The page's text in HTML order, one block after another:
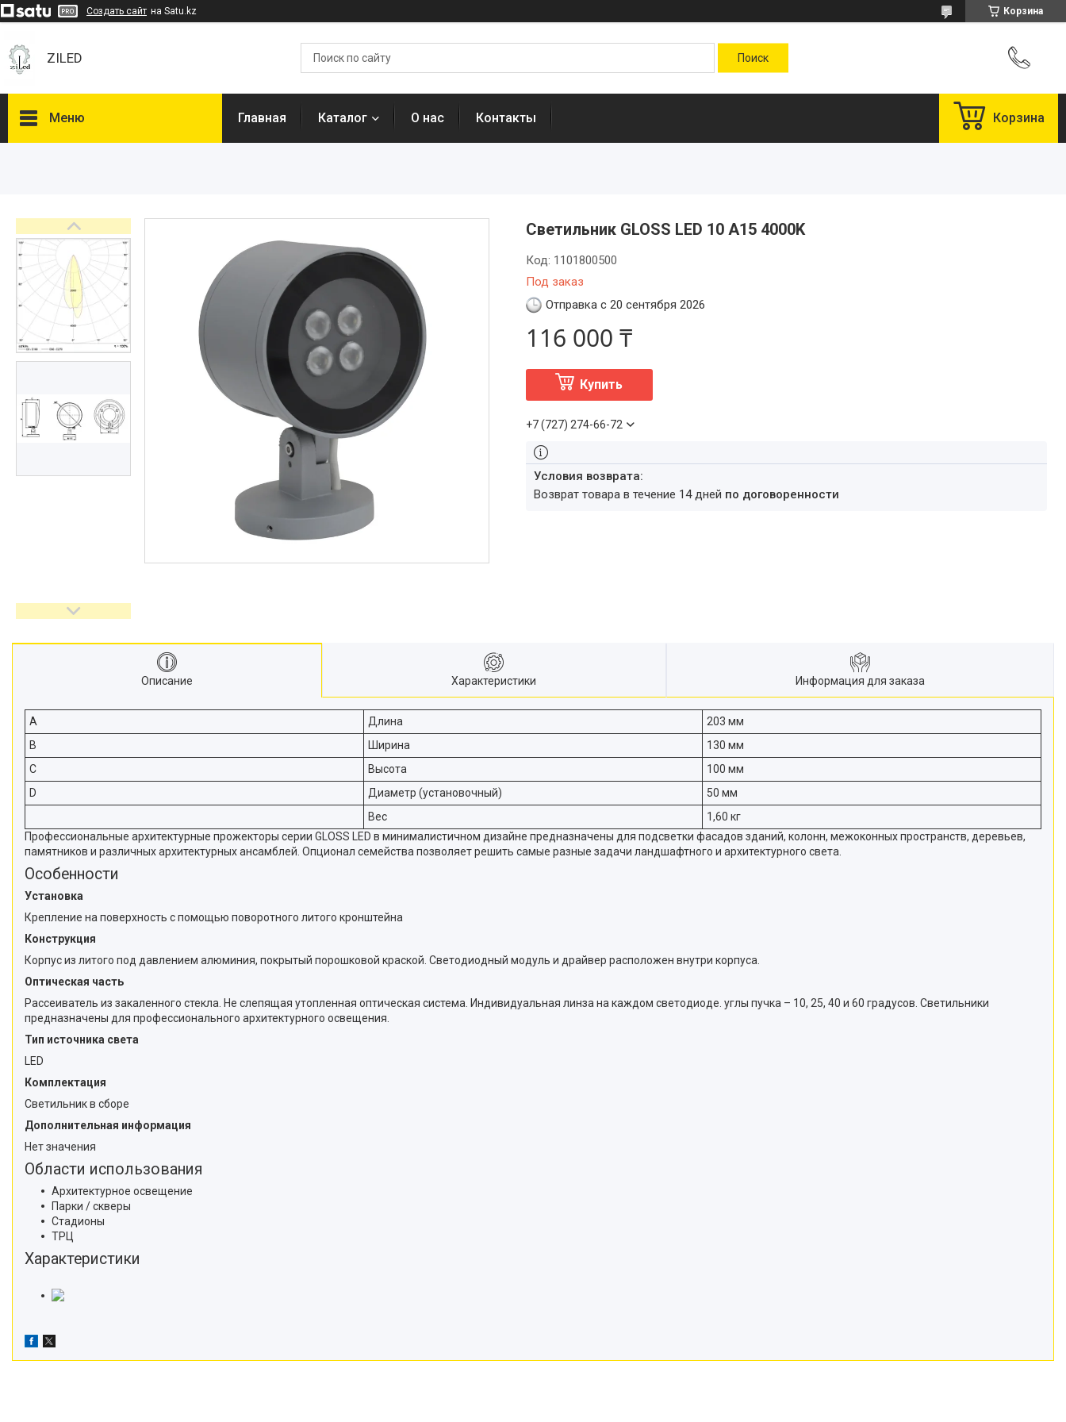
Создать сайт на Satu.kz Корзина
ZILED
Меню
ФАРЛАЙТ
NLCO
INNOLUX
Отзывы
Главная Каталог О нас Контакты Корзина
Светильник GLOSS LED 10 A15 4000K
Под заказ
Код: 1101800500
Отправка с 20 сентября 2026
116 000 ₸
Купить
+7 (727) 274-66-72
возврат товара в течение 14 дней по договоренности
Описание Характеристики Информация для заказа
A Длина
203 мм
B
Ширина
130 мм
C
Высота
100 мм
D
Диаметр (установочный)
50 мм
Вес
1,60 кг
Профессиональные архитектурные прожекторы серии GLOSS LED в минималистичном дизайне предназначены для подсветки фасадов зданий, колонн, межоконных пространств, деревьев,
памятников и различных архитектурных ансамблей. Опционал семейства позволяет решить самые разные задачи ландшафтного и архитектурного света.
Особенности
Установка
Крепление на поверхность с помощью поворотного литого кронштейна
Конструкция
Корпус из литого под давлением алюминия, покрытый порошковой краской. Светодиодный модуль и драйвер расположен внутри корпуса.
Оптическая часть
Рассеиватель из закаленного стекла. Не слепящая утопленная оптическая система. Индивидуальная линза на каждом светодиоде. углы пучка – 10, 25, 40 и 60 градусов. Светильники
предназначены для профессионального архитектурного освещения.
Тип источника света
LED
Комплектация
Светильник в сборе
Дополнительная информация
Нет значения
Области использования
Архитектурное освещение
Парки / скверы
Стадионы
ТРЦ
Характеристики